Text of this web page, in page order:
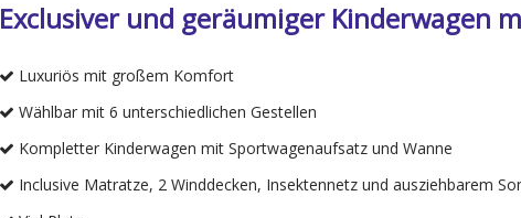
Exclusiver und geräumiger Kinderwagen
Luxuriös mit großem Komfort
Wählbar mit 6 unterschiedlichen Gestellen
Kompletter Kinderwagen mit Sportwagenaufsatz und Wanne
Inclusive Matratze, 2 Winddecken, Insektennetz und ausziehbarem